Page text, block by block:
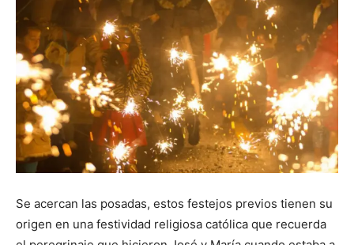
Se acercan las posadas, estos festejos previos tienen su
origen en una festividad religiosa católica que recuerda